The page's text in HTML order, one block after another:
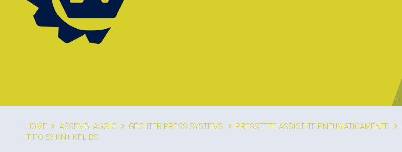
HOME ASSEMBLAGGIO GECHTER PRESS SYSTEMS PRESSETTE ASSISTITE PNEUMATICAMENTE
TIPO 56 KN HKPL-DS